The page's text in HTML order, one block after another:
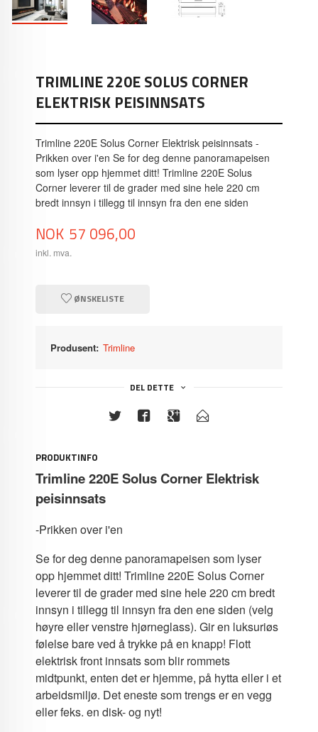
TRIMLINE 220E SOLUS CORNER
ELEKTRISK PEISINNSATS
Trimline 220E Solus Corner Elektrisk peisinnsats -
Prikken over i'en Se for deg denne panoramapeisen
som lyser opp hjemmet ditt! Trimline 220E Solus
Corner leverer til de grader med sine hele 220 cm
bredt innsyn i tillegg til innsyn fra den ene siden
Pris
NOK 57 096,00
inkl. mva.
ØNSKELISTE
Produsent: Trimline
DEL DETTE
PRODUKTINFO
Trimline 220E Solus Corner Elektrisk
peisinnsats
-Prikken over i'en
Se for deg denne panoramapeisen som lyser
opp hjemmet ditt! Trimline 220E Solus Corner
leverer til de grader med sine hele 220 cm bredt
innsyn i tillegg til innsyn fra den ene siden (velg
høyre eller venstre hjørneglass). Gir en luksuriøs
følelse bare ved å trykke på en knapp! Flott
elektrisk front innsats som blir rommets
midtpunkt, enten det er hjemme, på hytta eller i et
arbeidsmiljø. Det eneste som trengs er en vegg
eller feks. en disk- og nyt!